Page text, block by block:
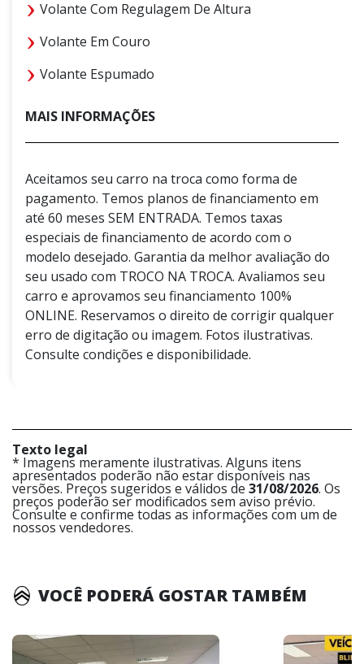
Volante Com Regulagem De Altura
Volante Em Couro
Volante Espumado
MAIS INFORMAÇÕES
Aceitamos seu carro na troca como forma de
pagamento. Temos planos de financiamento em
até 60 meses SEM ENTRADA. Temos taxas
especiais de financiamento de acordo com o
modelo desejado. Garantia da melhor avaliação do
seu usado com TROCO NA TROCA. Avaliamos seu
carro e aprovamos seu financiamento 100%
ONLINE. Reservamos o direito de corrigir qualquer
erro de digitação ou imagem. Fotos ilustrativas.
Consulte condições e disponibilidade.
Texto legal
* Imagens meramente ilustrativas. Alguns itens
apresentados poderão não estar disponíveis nas
versões. Preços sugeridos e válidos de 31/08/2026. Os
preços poderão ser modificados sem aviso prévio.
Consulte e confirme todas as informações com um de
nossos vendedores.
VOCÊ PODERÁ GOSTAR TAMBÉM